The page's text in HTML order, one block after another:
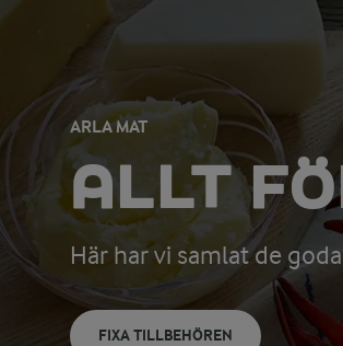
ARLA MAT
ALLT
Här har vi samlat de
FIXA TILLBEHÖREN